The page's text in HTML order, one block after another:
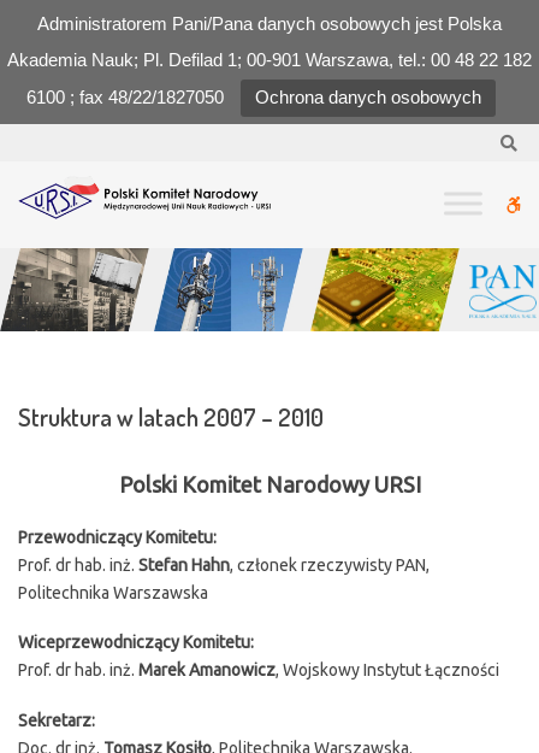
Administratorem Pani/Pana danych osobowych jest Polska
Akademia Nauk; Pl. Defilad 1; 00-901 Warszawa, tel.: 00 48 22 182
6100 ; fax 48/22/1827050
Ochrona danych osobowych
latach
2007
2010
Struktura w latach 2007 – 2010
Polski Komitet Narodowy URSI
Przewodniczący Komitetu:
Prof. dr hab. inż. Stefan Hahn, członek rzeczywisty PAN,
Politechnika Warszawska
Wiceprzewodniczący Komitetu:
Prof. dr hab. inż. Marek Amanowicz, Wojskowy Instytut Łączności
Sekretarz:
Doc. dr inż. Tomasz Kosiło, Politechnika Warszawska.